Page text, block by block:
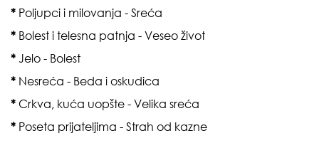
* Poljupci i milovanja - Sreća
* Bolest i telesna patnja - Veseo život
* Jelo - Bolest
* Nesreća - Beda i oskudica
* Crkva, kuća uopšte - Velika sreća
* Poseta prijateljima - Strah od kazne